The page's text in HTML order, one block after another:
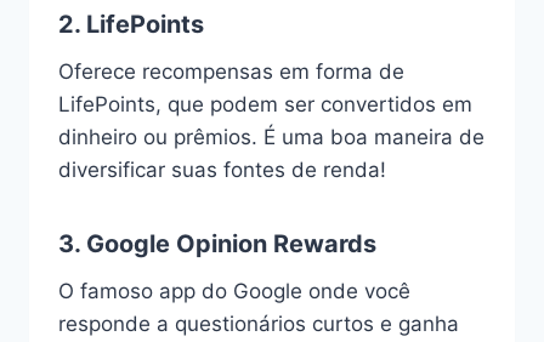
2. LifePoints
Oferece recompensas em forma de
LifePoints, que podem ser convertidos em
dinheiro ou prêmios. É uma boa maneira de
diversificar suas fontes de renda!
3. Google Opinion Rewards
O famoso app do Google onde você
responde a questionários curtos e ganha